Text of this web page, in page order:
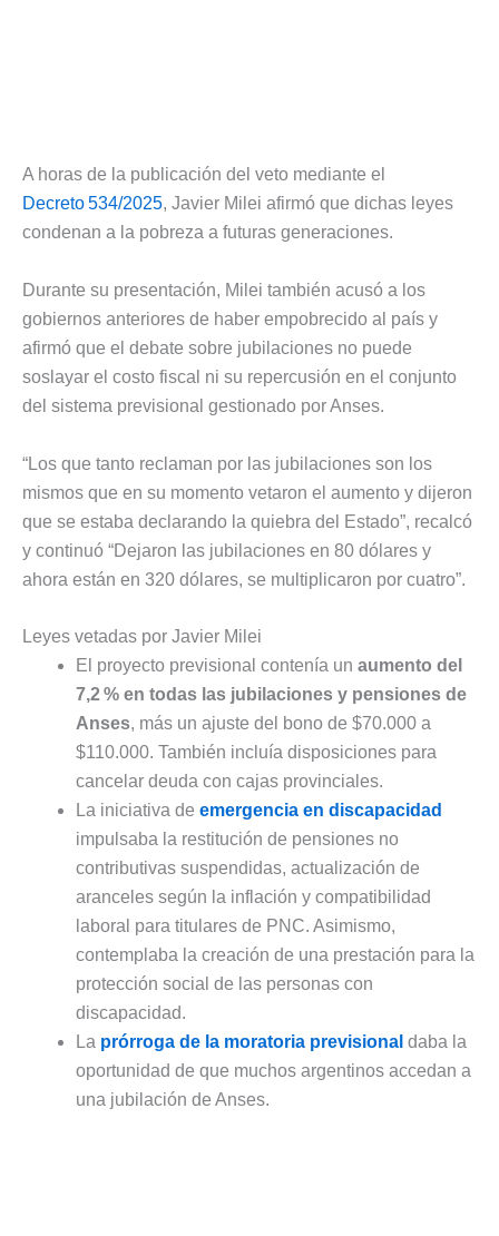
A horas de la publicación del veto mediante el
Decreto 534/2025, Javier Milei afirmó que dichas leyes
condenan a la pobreza a futuras generaciones.
Durante su presentación, Milei también acusó a los
gobiernos anteriores de haber empobrecido al país y
afirmó que el debate sobre jubilaciones no puede
soslayar el costo fiscal ni su repercusión en el conjunto
del sistema previsional gestionado por Anses.
“Los que tanto reclaman por las jubilaciones son los
mismos que en su momento vetaron el aumento y dijeron
que se estaba declarando la quiebra del Estado”, recalcó
y continuó “Dejaron las jubilaciones en 80 dólares y
ahora están en 320 dólares, se multiplicaron por cuatro”.
Leyes vetadas por Javier Milei
El proyecto previsional contenía un aumento del
7,2 % en todas las jubilaciones y pensiones de
Anses, más un ajuste del bono de $70.000 a
$110.000. También incluía disposiciones para
cancelar deuda con cajas provinciales.
La iniciativa de emergencia en discapacidad
impulsaba la restitución de pensiones no
contributivas suspendidas, actualización de
aranceles según la inflación y compatibilidad
laboral para titulares de PNC. Asimismo,
contemplaba la creación de una prestación para la
protección social de las personas con
discapacidad.
La prórroga de la moratoria previsional daba la
oportunidad de que muchos argentinos accedan a
una jubilación de Anses.